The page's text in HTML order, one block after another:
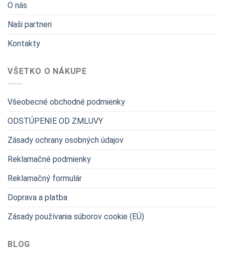
O nás
Naši partneri
Kontakty
VŠETKO O NÁKUPE
Všeobecné obchodné podmienky
ODSTÚPENIE OD ZMLUVY
Zásady ochrany osobných údajov
Reklamačné podmienky
Reklamačný formulár
Doprava a platba
Zásady používania súborov cookie (EÚ)
BLOG